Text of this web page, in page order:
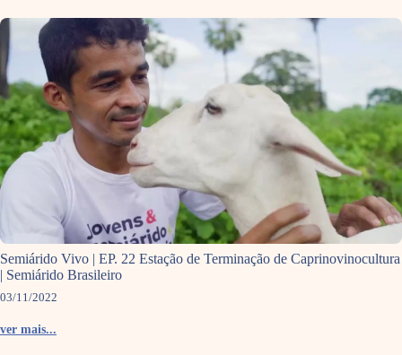
Semiárido Vivo | EP. 22 Estação de Terminação de Caprinovinocultura
| Semiárido Brasileiro
03/11/2022
ver mais...